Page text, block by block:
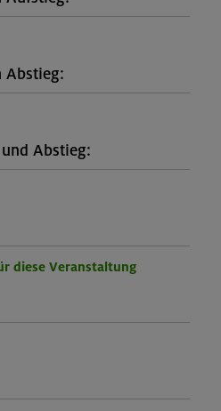
Abstieg:
Abstieg:
diese Veranstaltung